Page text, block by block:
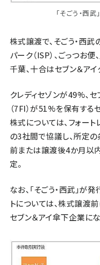
「そごう・西
株式譲渡で、そごう・西
パーク（ISP）、ごっつお
千葉、十合はセブン＆ア
クレディセゾンが49%、セ
（7FI）が51%を保有する
株式については、フォート
の3社間で協議し、所定
前または譲渡後4か月以内
定。
なお、「そごう・西武」
トについては、株式譲渡
セブン＆アイ傘下企業にな